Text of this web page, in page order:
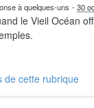
à quelques-uns -30
le Vieil Océan
de cette rubrique